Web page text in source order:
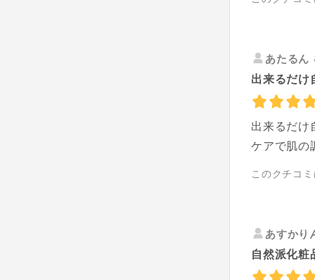
あたるん
出来るだけ
出来るだけ
ケアで肌の
このクチコ
あすかり
自然派化粧